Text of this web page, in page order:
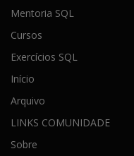
Mentoria SQL
Cursos
Exercícios SQL
Início
Arquivo
LINKS COMUNIDADE
Sobre